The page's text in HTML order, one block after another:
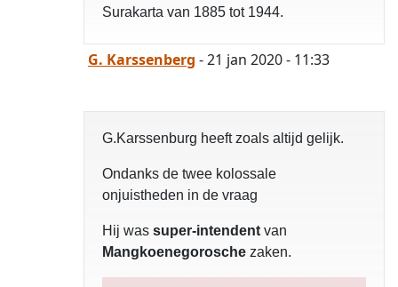
Surakarta van 1885 tot 1944.
G. Karssenberg - 21 jan 2020 - 11:33
G.Karssenburg heeft zoals altijd gelijk.
Ondanks de twee kolossale
onjuistheden in de vraag
Hij was super-intendent van
Mangkoenegorosche zaken.